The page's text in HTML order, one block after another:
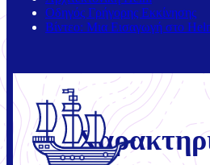
Οδηγός Γρήγορης Εκκίνησης
Βίντεο: Μια Εισαγωγή στο